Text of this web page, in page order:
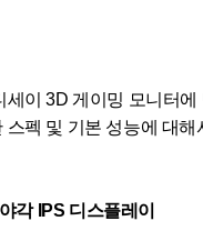
세이 3D 게이밍 모니터에
스펙 및 기본 성능에 대해
각 IPS 디스플레이